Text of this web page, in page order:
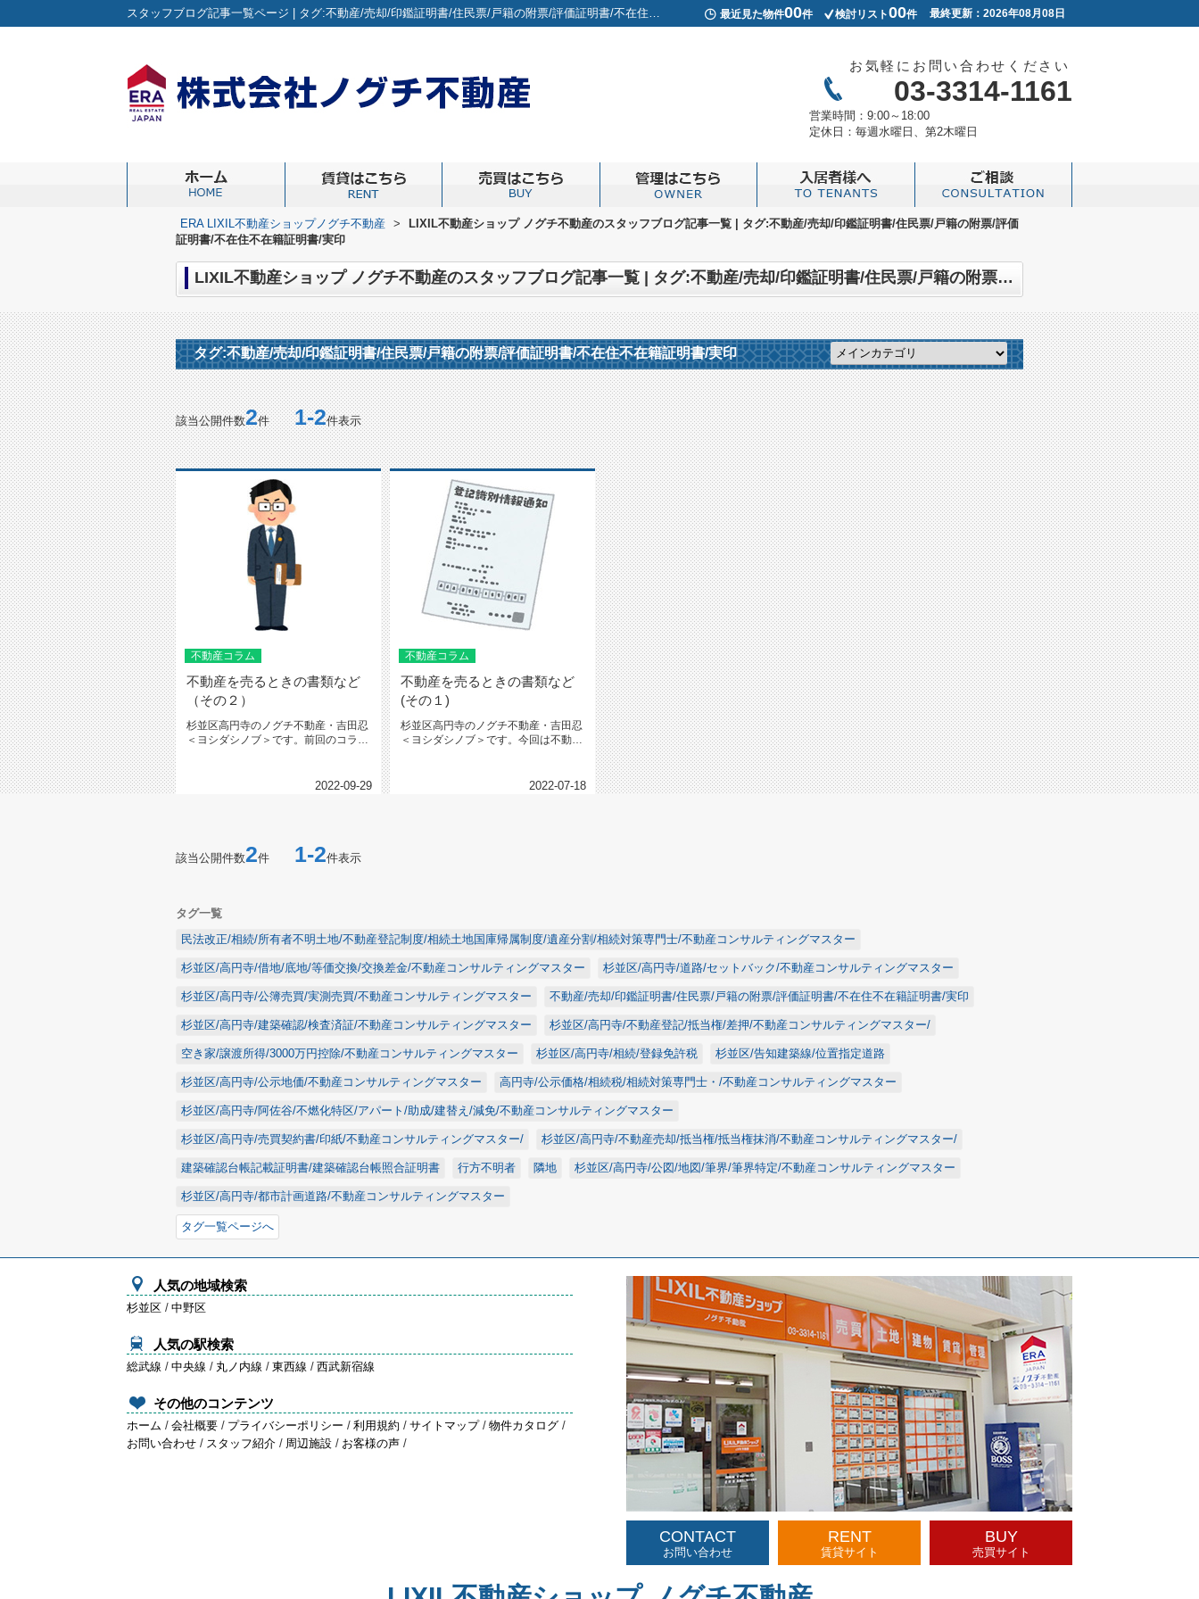
スタッフブログ記事一覧ページ | タグ:不動産/売却/印鑑証明書/住民票/戸籍の附票/評価証明書/不在住不在籍証明書/実印｜高円寺周辺の賃貸アパートや売買物件の事ならERA LIXIL不動産ショップノグチ不動産 最近見た物件00件 検討リスト00件 最終更新：2026年08月08日
お気軽にお問い合わせください
03-3314-1161
営業時間： 9:00～18:00
定休日： 毎週水曜日、第2木曜日
ERA LIXIL不動産ショップノグチ不動産 >
LIXIL不動産ショップ ノグチ不動産のスタッフブログ記事一覧 | タグ:不動産/売却/印鑑証明書/住民票/戸籍の附票/評価
証明書/不在住不在籍証明書/実印
LIXIL不動産ショップ ノグチ不動産のスタッフブログ記事一覧 | タグ:不動産/売却/印鑑証明書/住民票/戸籍の附票/評価証明書/不在住不在籍証明書/実印
タグ:不動産/売却/印鑑証明書/住民票/戸籍の附票/評価証明書/不在住不在籍証明書/実印
該当公開件数2件1-2件表示
不動産コラム
不動産を売るときの書類など
（その２）
杉並区高円寺のノグチ不動産・吉田忍
＜ヨシダシノブ＞です。前回のコラム
2022-09-29
不動産コラム
不動産を売るときの書類など
(その１)
杉並区高円寺のノグチ不動産・吉田忍
＜ヨシダシノブ＞です。今回は不動産
2022-07-18
該当公開件数2件 1-2件表示
タグ一覧
民法改正/相続/所有者不明土地/不動産登記制度/相続土地国庫帰属制度/遺産分割/相続対策専門士/不動産コンサルティングマスター
杉並区/高円寺/借地/底地/等価交換/交換差金/不動産コンサルティングマスター 杉並区/高円寺/道路/セットバック/不動産コンサルティングマスター
杉並区/高円寺/公簿売買/実測売買/不動産コンサルティングマスター 不動産/売却/印鑑証明書/住民票/戸籍の附票/評価証明書/不在住不在籍証明書/実印
杉並区/高円寺/建築確認/検査済証/不動産コンサルティングマスター 杉並区/高円寺/不動産登記/抵当権/差押/不動産コンサルティングマスター/
空き家/譲渡所得/3000万円控除/不動産コンサルティングマスター 杉並区/高円寺/相続/登録免許税 杉並区/告知建築線/位置指定道路
杉並区/高円寺/公示地価/不動産コンサルティングマスター 高円寺/公示価格/相続税/相続対策専門士・/不動産コンサルティングマスター
杉並区/高円寺/阿佐谷/不燃化特区/アパート/助成/建替え/減免/不動産コンサルティングマスター
杉並区/高円寺/売買契約書/印紙/不動産コンサルティングマスター/ 杉並区/高円寺/不動産売却/抵当権/抵当権抹消/不動産コンサルティングマスター/
建築確認台帳記載証明書/建築確認台帳照合証明書 行方不明者 隣地 杉並区/高円寺/公図/地図/筆界/筆界特定/不動産コンサルティングマスター
杉並区/高円寺/都市計画道路/不動産コンサルティングマスター
タグ一覧ページへ
人気の地域検索
杉並区 / 中野区
人気の駅検索
総武線 / 中央線 / 丸ノ内線 / 東西線 / 西武新宿線
その他のコンテンツ
ホーム / 会社概要 / プライバシーポリシー / 利用規約 / サイトマップ / 物件カタログ /
お問い合わせ / スタッフ紹介 / 周辺施設 / お客様の声 /
CONTACT
お問い合わせ
RENT
賃貸サイト
BUY
売買サイト